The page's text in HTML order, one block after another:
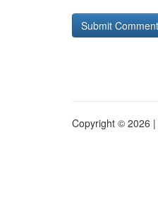
Copyright © 2026 |